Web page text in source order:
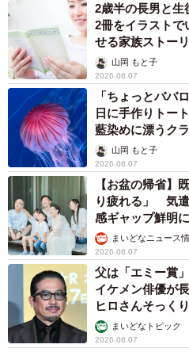
2歳半の長男と
2冊をイラスト
せる家族ストー
山岡 もと子
2026.08.07
「ちょっとババ
日に手作りト
藍染めに漂うク
ごい」山岡 もと子
2026.08.07
【お盆の帰省】
り疲れる」 気
感ギャップ鮮明に
まいどなニュース
2026.08.07
父は「エミー賞
イケメン俳優が
ヒロさんそっく
まいどなトピック
2026.08.07